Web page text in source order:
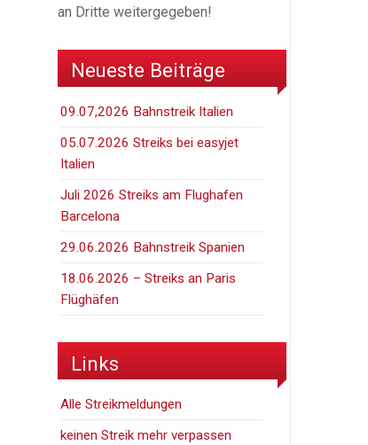
an Dritte weitergegeben!
Neueste Beiträge
09.07,2026 Bahnstreik Italien
05.07.2026 Streiks bei easyjet
Italien
Juli 2026 Streiks am Flughafen
Barcelona
29.06.2026 Bahnstreik Spanien
18.06.2026 – Streiks an Paris
Flüghäfen
Links
Alle Streikmeldungen
keinen Streik mehr verpassen